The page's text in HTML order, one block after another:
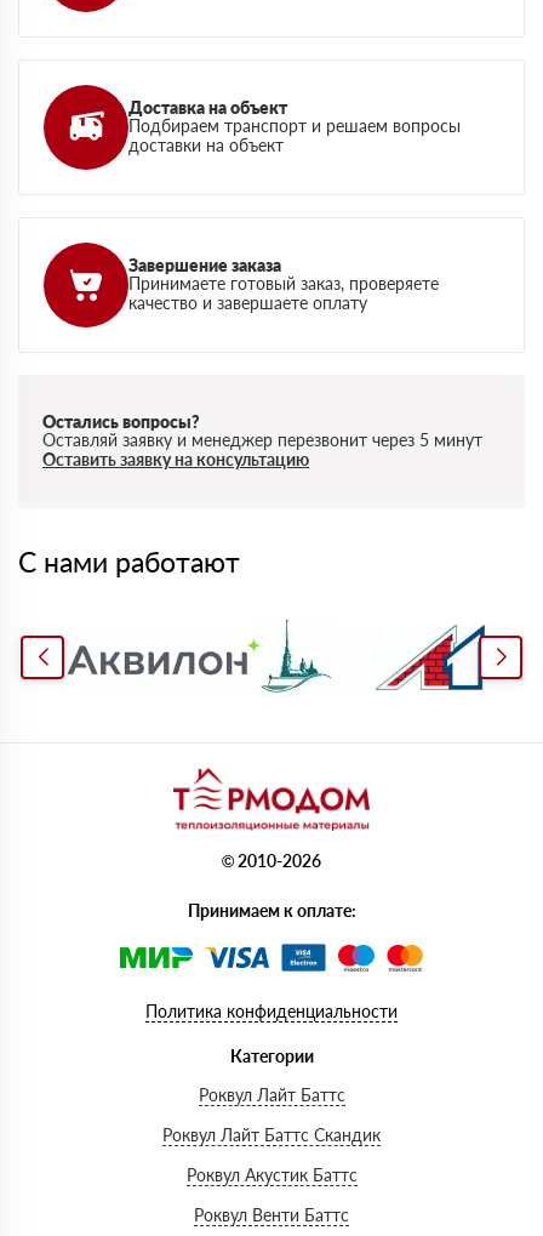
Доставка на объект
Подбираем транспорт и решаем вопросы
доставки на объект
Завершение заказа
Принимаете готовый заказ, проверяете
качество и завершаете оплату
Остались вопросы?
Оставляй заявку и менеджер перезвонит через 5 минут
Оставить заявку на консультацию
С нами работают
© 2010-2026
Принимаем к оплате:
Политика конфиденциальности
Категории
Роквул Лайт Баттс
Роквул Лайт Баттс Скандик
Роквул Акустик Баттс
Роквул Венти Баттс